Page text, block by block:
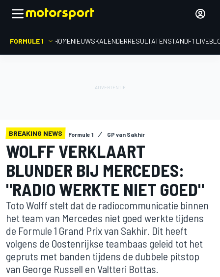
FORMULE 1 HOMENIEUWSKALENDERRESULTATENSTANDF1
BREAKING NEWS Formule 1 GP van Sakhir
WOLFF VERKLAART
BLUNDER BIJ MERCEDES:
"RADIO WERKTE NIET GOED"
Toto Wolff stelt dat de radiocommunicatie binnen
het team van Mercedes niet goed werkte tijdens
de Formule 1 Grand Prix van Sakhir. Dit heeft
volgens de Oostenrijkse teambaas geleid tot het
gepruts met banden tijdens de dubbele pitstop
van George Russell en Valtteri Bottas.